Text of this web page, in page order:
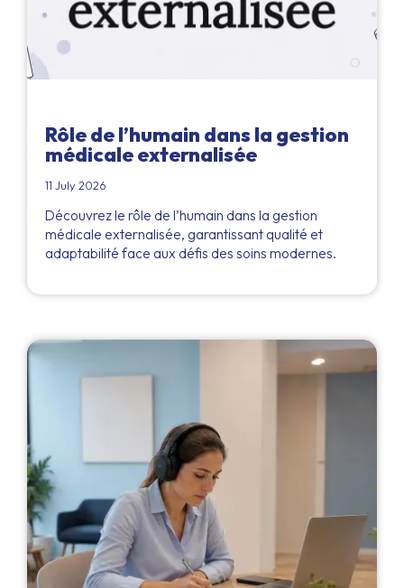
Rôle de l’humain dans la gestion
médicale externalisée
11 July 2026
Découvrez le rôle de l’humain dans la gestion
médicale externalisée, garantissant qualité et
adaptabilité face aux défis des soins modernes.